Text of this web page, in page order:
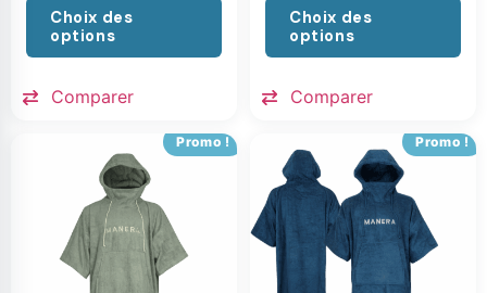
Choix des
options
Comparer
Choix des
options
Comparer
Promo ! Promo !